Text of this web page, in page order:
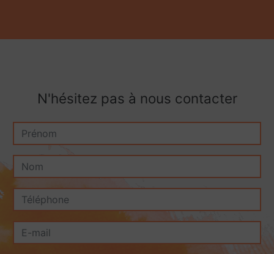
N'hésitez pas à nous contacter